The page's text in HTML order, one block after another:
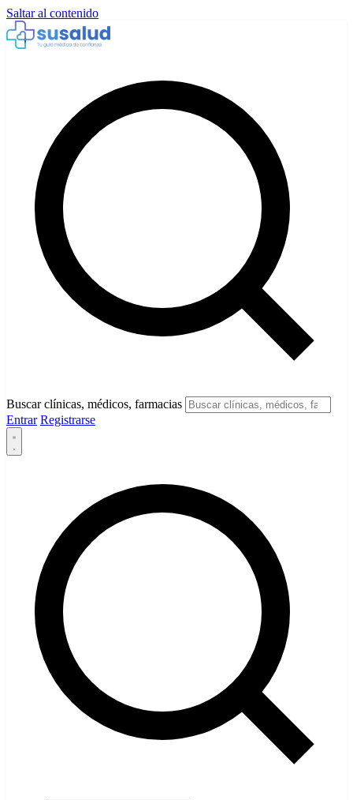
Saltar al contenido
Buscar clínicas, médicos, farmacias
Entrar Registrarse